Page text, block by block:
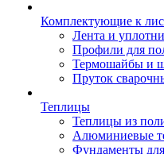
Комплектующие к
Лента и
Профили для
Термошайбы и
Пруток
Теплицы
Теплицы из
Алюминиевые
Фундаменты